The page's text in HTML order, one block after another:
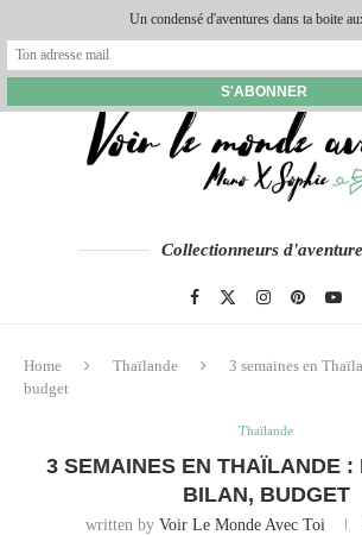
Collectionneurs
Home Thaïlande
3 semaines en
budget
Thaïlande
3 SEMAINES EN THAÏLANDE :
BILAN, BUDGET
written by Voir Le Monde Avec Toi
Un condensé d'aventures dans ta boite